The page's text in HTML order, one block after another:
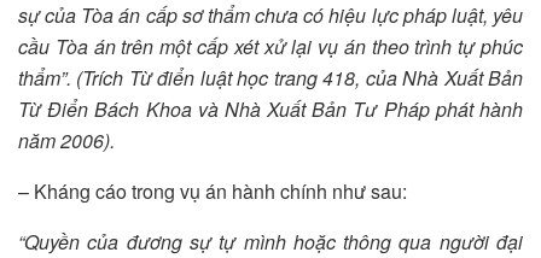
sự của Tòa án cấp sơ thẩm chưa có hiệu lực pháp luật, yêu
cầu Tòa án trên một cấp xét xử lại vụ án theo trình tự phúc
thẩm”. (Trích Từ điển luật học trang 418, của Nhà Xuất Bản
Từ Điển Bách Khoa và Nhà Xuất Bản Tư Pháp phát hành
năm 2006).
– Kháng cáo trong vụ án hành chính như sau:
“Quyền của đương sự tự mình hoặc thông qua người đại